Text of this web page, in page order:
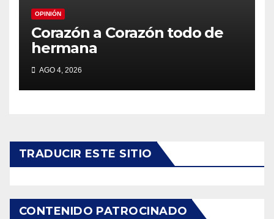
OPINIÓN
Corazón a Corazón todo de
hermana
AGO 4, 2026
TRADUCIR ESTE SITIO
CONTENIDO PATROCINADO